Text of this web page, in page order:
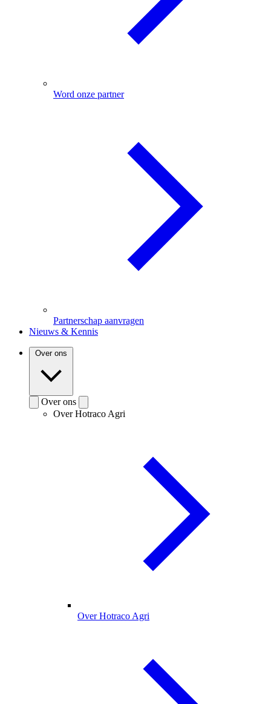
Word onze partner
Partnerschap aanvragen
Nieuws & Kennis
Over ons
Over ons
Over Hotraco Agri
Over Hotraco Agri